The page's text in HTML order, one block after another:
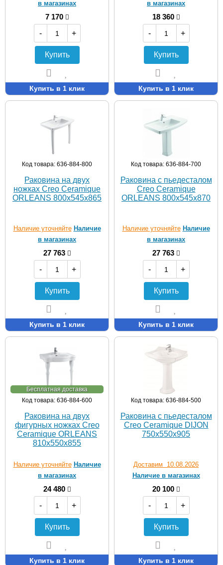
в магазинах
7 170
-
+
Купить
Купить в 1 клик
в магазинах
18 360
-
+
Купить
Купить в 1 клик
Код товара: 636-884-800
Раковина на двух
ножках Creo Ceramique
ORLEANS 800х545х865
Наличие уточняйте Наличие
в магазинах
27 763
-
+
Купить
Купить в 1 клик
Код товара: 636-884-700
Раковина с пьедесталом
Creo Ceramique
ORLEANS 800х545х870
Наличие уточняйте Наличие
в магазинах
27 763
-
+
Купить
Купить в 1 клик
Бесплатная доставка
Код товара: 636-884-600
Раковина на двух
фигурных ножках Creo
Ceramique ORLEANS
810х550х855
Наличие уточняйте Наличие
в магазинах
24 480
-
+
Купить
Купить в 1 клик
Код товара: 636-884-500
Раковина с пьедесталом
Creo Ceramique DIJON
750х550х905
Доставим 10.08.2026
Наличие в магазинах
20 100
-
+
Купить
Купить в 1 клик